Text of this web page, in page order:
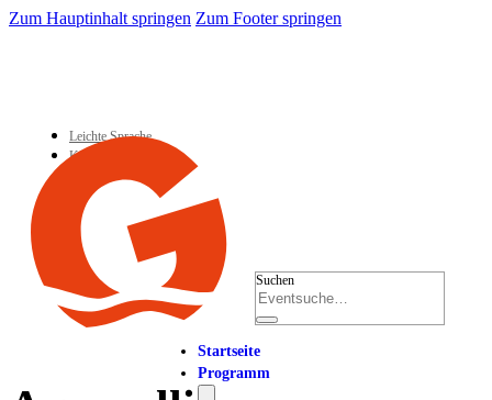
Zum Hauptinhalt springen Zum Footer springen
Leichte Sprache
Kontakt
Suchen
Startseite
Programm